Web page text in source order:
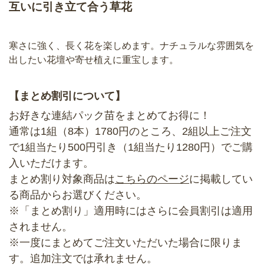
互いに引き立て合う草花
寒さに強く、長く花を楽しめます。ナチュラルな雰囲気を
出したい花壇や寄せ植えに重宝します。
【まとめ割引について】
お好きな連結パック苗をまとめてお得に！
通常は1組（8本）1780円のところ、2組以上ご注文
で1組当たり500円引き（1組当たり1280円）でご購
入いただけます。
まとめ割り対象商品はこちらのページに掲載してい
る商品からお選びください。
※「まとめ割り」適用時にはさらに会員割引は適用
されません。
※一度にまとめてご注文いただいた場合に限りま
す。追加注文では承れません。